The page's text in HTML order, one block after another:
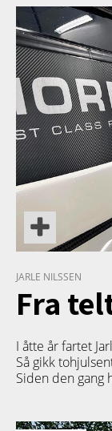
TETT PÅ
JARLE NILSSEN
Fra
I åtte år fartet
Så gikk
Siden den gang